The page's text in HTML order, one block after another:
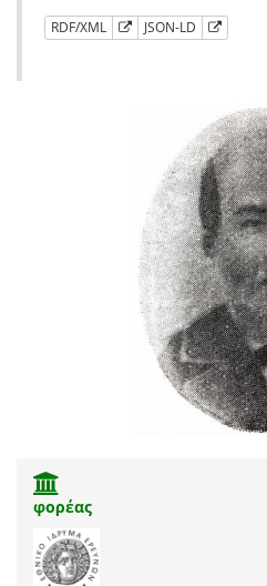
RDF/XML JSON-LD
φορέας